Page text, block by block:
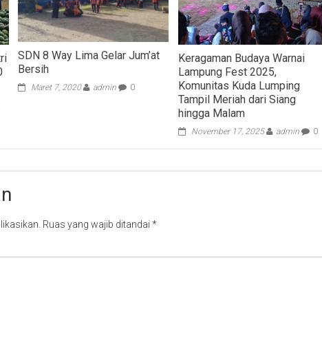
SDN 8 Way Lima Gelar Jum’at
Bersih
Maret 7, 2020 admin 0
Keragaman Budaya Warnai
Lampung Fest 2025,
Komunitas Kuda Lumping
Tampil Meriah dari Siang
hingga Malam
November 17, 2025 admin 0
Ruas yang wajib ditandai *